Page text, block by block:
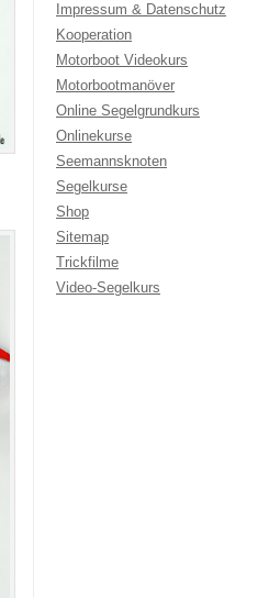
Impressum & Datenschutz
Kooperation
Motorboot Videokurs
Motorbootmanöver
Online Segelgrundkurs
Onlinekurse
Seemannsknoten
Segelkurse
Shop
Sitemap
Trickfilme
Video-Segelkurs